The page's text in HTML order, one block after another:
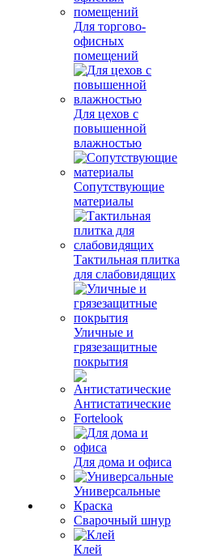
Для торгово-
офисных
помещений
Для цехов с
повышенной
влажностью
Сопутствующие
материалы
Тактильная плитка
для слабовидящих
Уличные и
грязезащитные
покрытия
Антистатические
Fortelook
Для дома и офиса
Универсальные
Краска
Сварочный шнур
Клей